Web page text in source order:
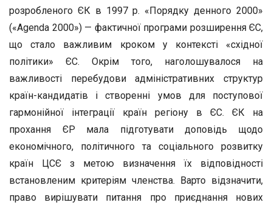
розробленого ЄК в 1997 р. «Порядку денного 2000»
(«Agenda 2000») — фактичної програми розширення ЄС,
що стало важливим кроком у контексті «східної
політики» ЄС. Окрім того, наголошувалося на
важливості перебудови адміністративних структур
країн-кандидатів і створенні умов для поступової
гармонійної інтеграції країн регіону в ЄС. ЄК на
прохання ЄР мала підготувати доповідь щодо
економічного, політичного та соціального розвитку
країн ЦСЄ з метою визначення їх відповідності
встановленим критеріям членства. Варто відзначити,
право вирішувати питання про приєднання нових